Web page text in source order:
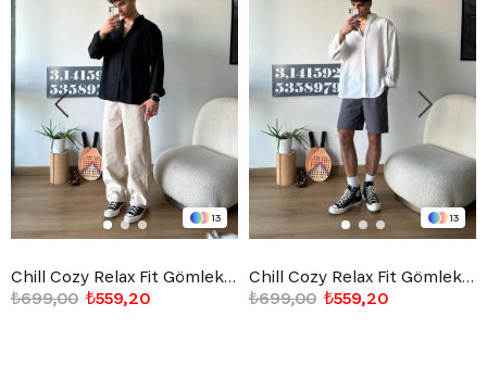
13
Chill Cozy Relax Fit Gömlek Siyah
₺559,20
₺699,00
13
Chill Cozy Relax Fit Gömlek Beyaz
₺559,20
₺699,00